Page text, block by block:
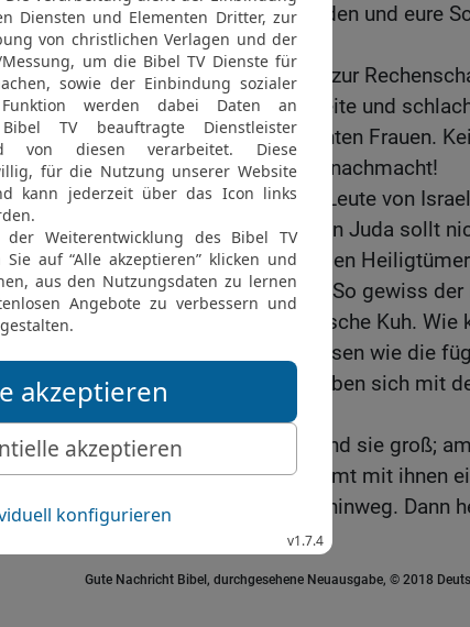
eure Töchter zu Huren werden und eure
Ehe brechen.
14 Aber nicht sie ziehe ich zur
gehen mit den Huren beiseite und
zusammen mit den geweihten Frauen.
unwissende Volk es ihnen nachmacht!
15 Aber wenn es auch die Leute von
untreu werden: Ihr Leute von Juda sollt
euch laden! Geht nicht zu den
El und schwört dort nicht: ›So gewiss der
16
Israel ist wie eine störrische Kuh. Wie
auf freiem Feld weiden lassen wie die
17
Die Leute von Efraïm haben sich mit
ihnen ist nicht zu helfen.
18 Im Saufen und Huren sind sie groß;
es ihre Führer. Aber es nimmt mit ihnen
19
Ein Sturmwind fegt sie hinweg. Dann
Gute Nachricht Bibel, durchgesehene Neuausgabe, © 2018